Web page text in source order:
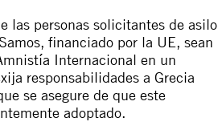
las personas solicitantes de asilo
financiado por la UE, sean
Internacional en un
responsabilidades a Grecia
se asegure de que este
adoptado.